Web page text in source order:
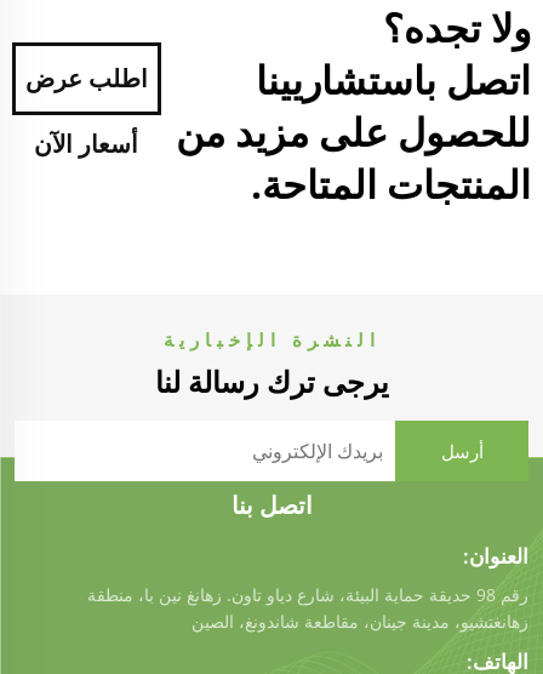
ولا تجده؟
اتصل باستشاريينا
للحصول على مزيد من
المنتجات المتاحة.
اطلب عرض
أسعار الآن
النشرة الإخبارية
يرجى ترك رسالة لنا
اتصل بنا
العنوان:
رقم 98 حديقة حماية البيئة، شارع دياو تاون. زهانغ نين با، منطقة
زهانغتشيو، مدينة جينان، مقاطعة شاندونغ، الصين
الهاتف: